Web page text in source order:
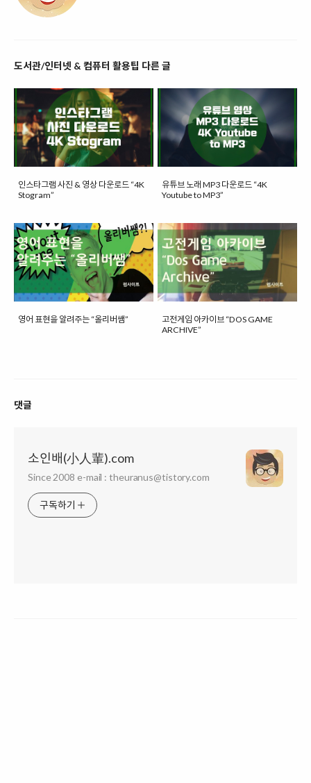
도서관/인터넷 & 컴퓨터 활용팁 다른 글
인스타그램 사진 & 영상 다운로드 “4K
Stogram”
유튜브 노래 MP3 다운로드 “4K
Youtube to MP3”
영어 표현을 알려주는 “올리버쌤”
고전게임 아카이브 “DOS GAME
ARCHIVE”
댓글
소인배(小人輩).com
Since 2008 e-mail : theuranus@tistory.com
구독하기